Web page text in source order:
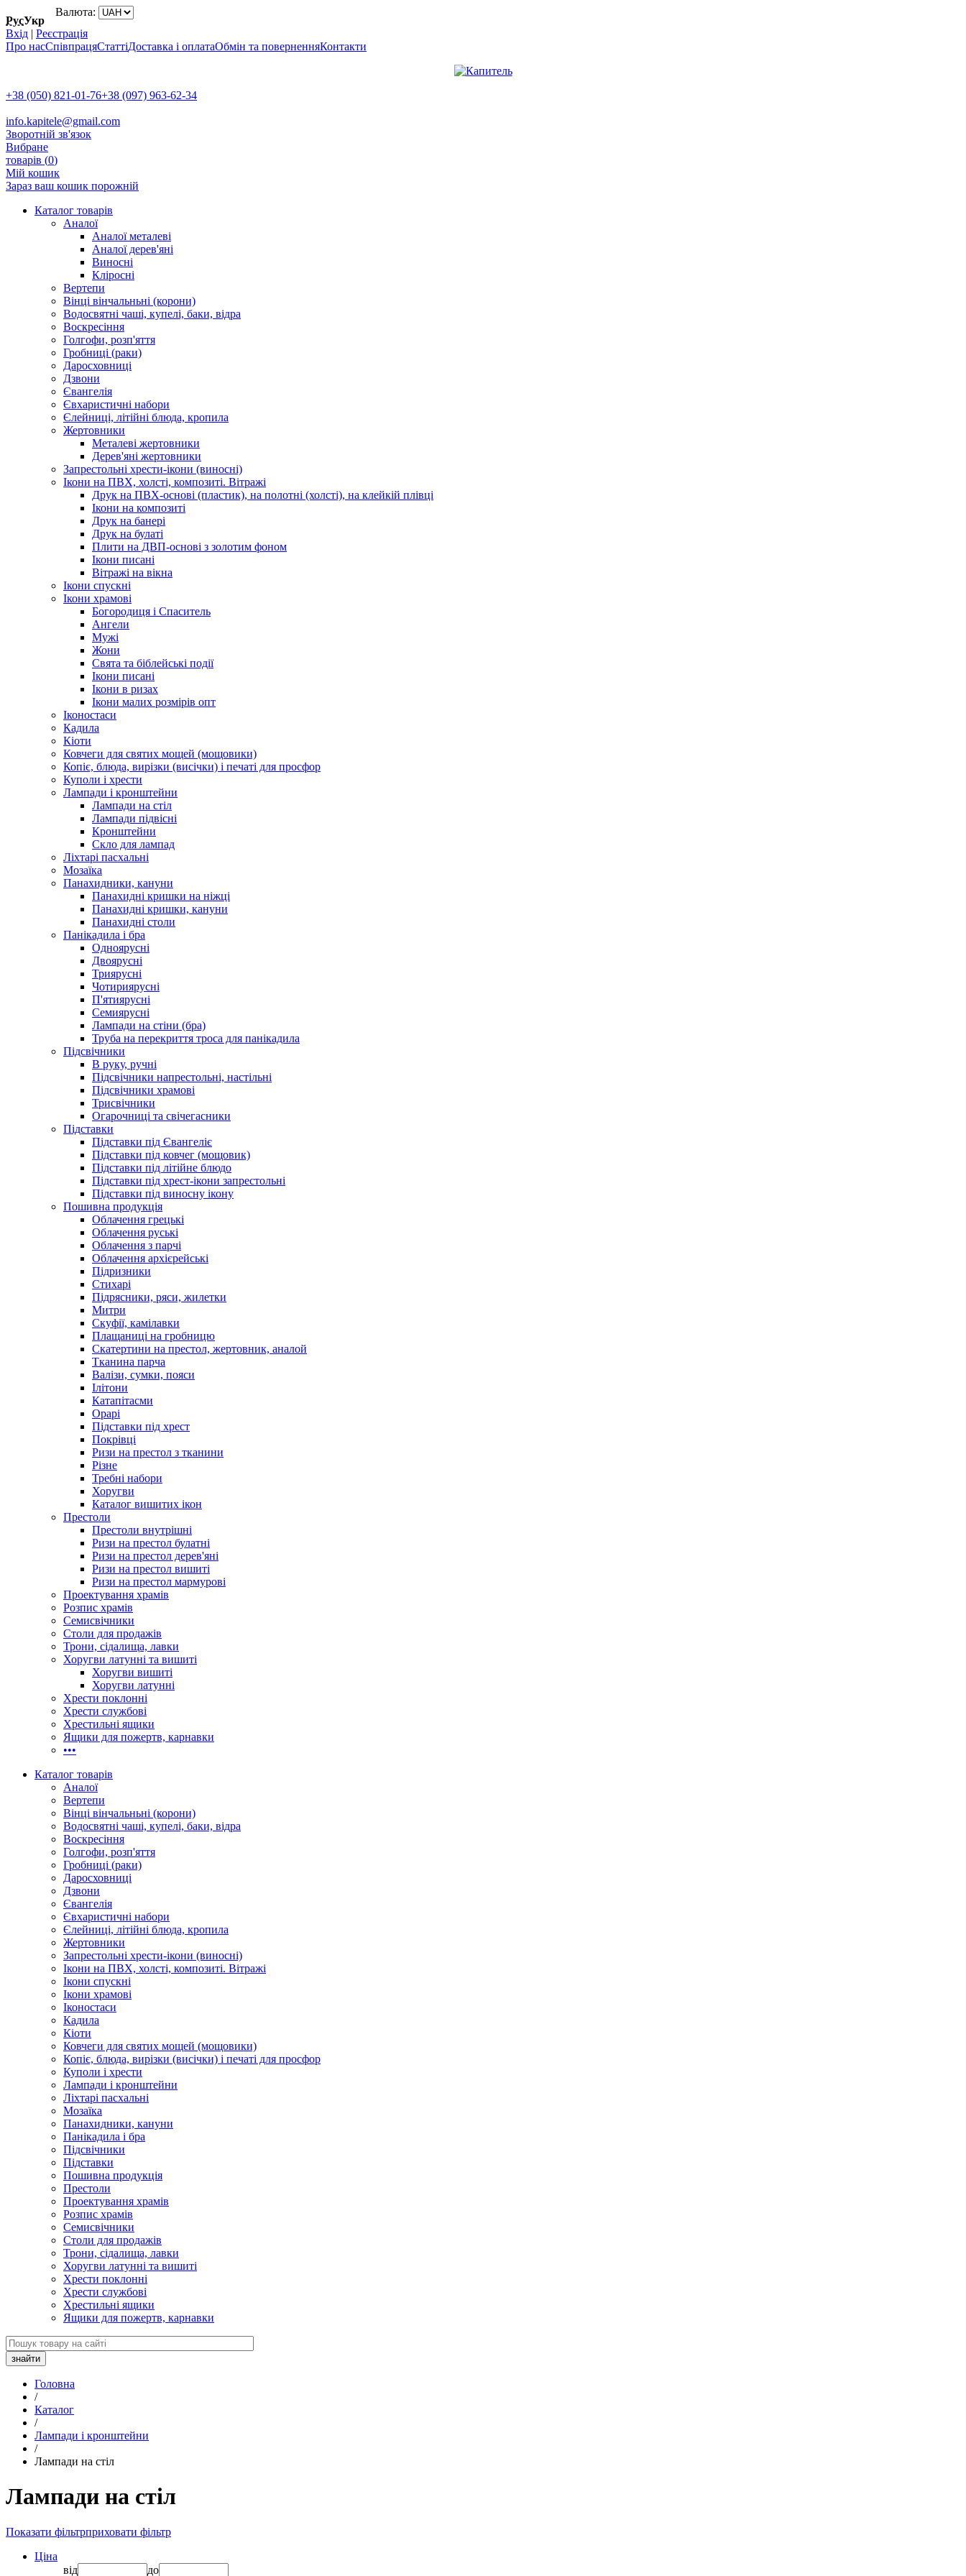
РусУкр
Валюта:
Вхід | Реєстрація
Про насСпівпрацяСтаттіДоставка і оплатаОбмін та поверненняКонтакти
+38 (050) 821-01-76+38 (097) 963-62-34
info.kapitele@gmail.com
Зворотній зв'язок
Вибране
товарів (0)
Мій кошик
Зараз ваш кошик порожній
Каталог товарів
Аналої
Аналої металеві
Аналої дерев'яні
Виносні
Кліросні
Вертепи
Вінці вінчальньні (корони)
Водосвятні чаші, купелі, баки, відра
Воскресіння
Голгофи, розп'яття
Гробниці (раки)
Даросховниці
Дзвони
Євангелія
Євхаристичні набори
Єлейниці, літійні блюда, кропила
Жертовники
Металеві жертовники
Дерев'яні жертовники
Запрестольні хрести-ікони (виносні)
Ікони на ПВХ, холсті, композиті. Вітражі
Друк на ПВХ-основі (пластик), на полотні (холсті), на клейкій плівці
Ікони на композиті
Друк на банері
Друк на булаті
Плити на ДВП-основі з золотим фоном
Ікони писані
Вітражі на вікна
Ікони спускні
Ікони храмові
Богородиця і Спаситель
Ангели
Мужі
Жони
Свята та біблейські події
Ікони писані
Ікони в ризах
Ікони малих розмірів опт
Іконостаси
Кадила
Кіоти
Ковчеги для святих мощей (мощовики)
Копіє, блюда, вирізки (висічки) і печаті для просфор
Куполи і хрести
Лампади і кронштейни
Лампади на стіл
Лампади підвісні
Кронштейни
Скло для лампад
Ліхтарі пасхальні
Мозаїка
Панахидники, кануни
Панахидні кришки на ніжці
Панахидні кришки, кануни
Панахидні столи
Панікадила і бра
Одноярусні
Двоярусні
Триярусні
Чотириярусні
П'ятиярусні
Семиярусні
Лампади на стіни (бра)
Труба на перекриття троса для панікадила
Підсвічники
В руку, ручні
Підсвічники напрестольні, настільні
Підсвічники храмові
Трисвічники
Огарочниці та свічегасники
Підставки
Підставки під Євангеліє
Підставки під ковчег (мощовик)
Підставки під літійне блюдо
Підставки під хрест-ікони запрестольні
Підставки під виносну ікону
Пошивна продукція
Облачення грецькі
Облачення руські
Облачення з парчі
Облачення архієрейські
Підризники
Стихарі
Підрясники, ряси, жилетки
Митри
Скуфії, камілавки
Плащаниці на гробницю
Скатертини на престол, жертовник, аналой
Тканина парча
Валізи, сумки, пояси
Ілітони
Катапітасми
Орарі
Підставки під хрест
Покрівці
Ризи на престол з тканини
Різне
Требні набори
Хоругви
Каталог вишитих ікон
Престоли
Престоли внутрішні
Ризи на престол булатні
Ризи на престол дерев'яні
Ризи на престол вишиті
Ризи на престол мармурові
Проектування храмів
Розпис храмів
Семисвічники
Столи для продажів
Трони, сідалища, лавки
Хоругви латунні та вишиті
Хоругви вишиті
Хоругви латунні
Хрести поклонні
Хрести службові
Хрестильні ящики
Ящики для пожертв, карнавки
•••
Каталог товарів
Аналої
Вертепи
Вінці вінчальньні (корони)
Водосвятні чаші, купелі, баки, відра
Воскресіння
Голгофи, розп'яття
Гробниці (раки)
Даросховниці
Дзвони
Євангелія
Євхаристичні набори
Єлейниці, літійні блюда, кропила
Жертовники
Запрестольні хрести-ікони (виносні)
Ікони на ПВХ, холсті, композиті. Вітражі
Ікони спускні
Ікони храмові
Іконостаси
Кадила
Кіоти
Ковчеги для святих мощей (мощовики)
Копіє, блюда, вирізки (висічки) і печаті для просфор
Куполи і хрести
Лампади і кронштейни
Ліхтарі пасхальні
Мозаїка
Панахидники, кануни
Панікадила і бра
Підсвічники
Підставки
Пошивна продукція
Престоли
Проектування храмів
Розпис храмів
Семисвічники
Столи для продажів
Трони, сідалища, лавки
Хоругви латунні та вишиті
Хрести поклонні
Хрести службові
Хрестильні ящики
Ящики для пожертв, карнавки
Головна
/
Каталог
/
Лампади і кронштейни
/
Лампади на стіл
Лампади на стіл
Показати фільтрприховати фільтр
Ціна
від
до